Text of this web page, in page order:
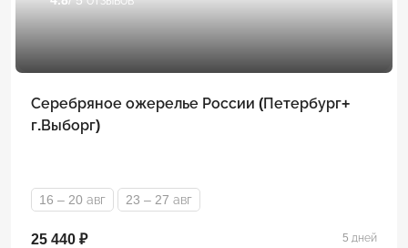
Серебряное ожерелье России (Петербург+
г.Выборг)
16 – 20 авг 23 – 27 авг
25 440 ₽ 5 дней